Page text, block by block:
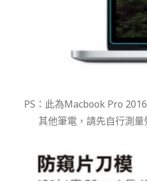
PS：此為Macbook Pro
其他筆電，請先自行測量